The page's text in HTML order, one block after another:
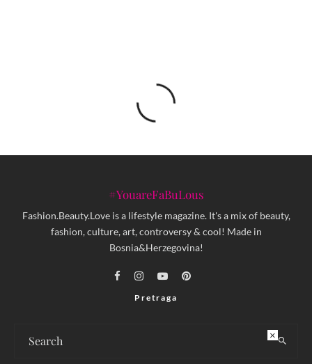
#YouareFaBuLous
Fashion.Beauty.Love is a lifestyle magazine. It's a mix of beauty,
fashion, culture, art, controversy & cool! Made in
Bosnia&Herzegovina!
Pretraga
×